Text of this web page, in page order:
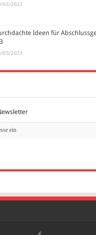
03/2023
Ideen für
03/2023